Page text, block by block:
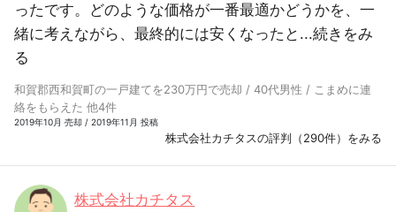
ったです。どのような価格が一番最適かどうかを、一
緒に考えながら、最終的には安くなったと...続きをみ
る
和賀郡西和賀町の一戸建てを230万円で売却 / 40代男性 / こまめに連
絡をもらえた 他4件
2019年10月 売却 / 2019年11月 投稿
株式会社カチタスの評判（290件）をみる
株式会社カチタス